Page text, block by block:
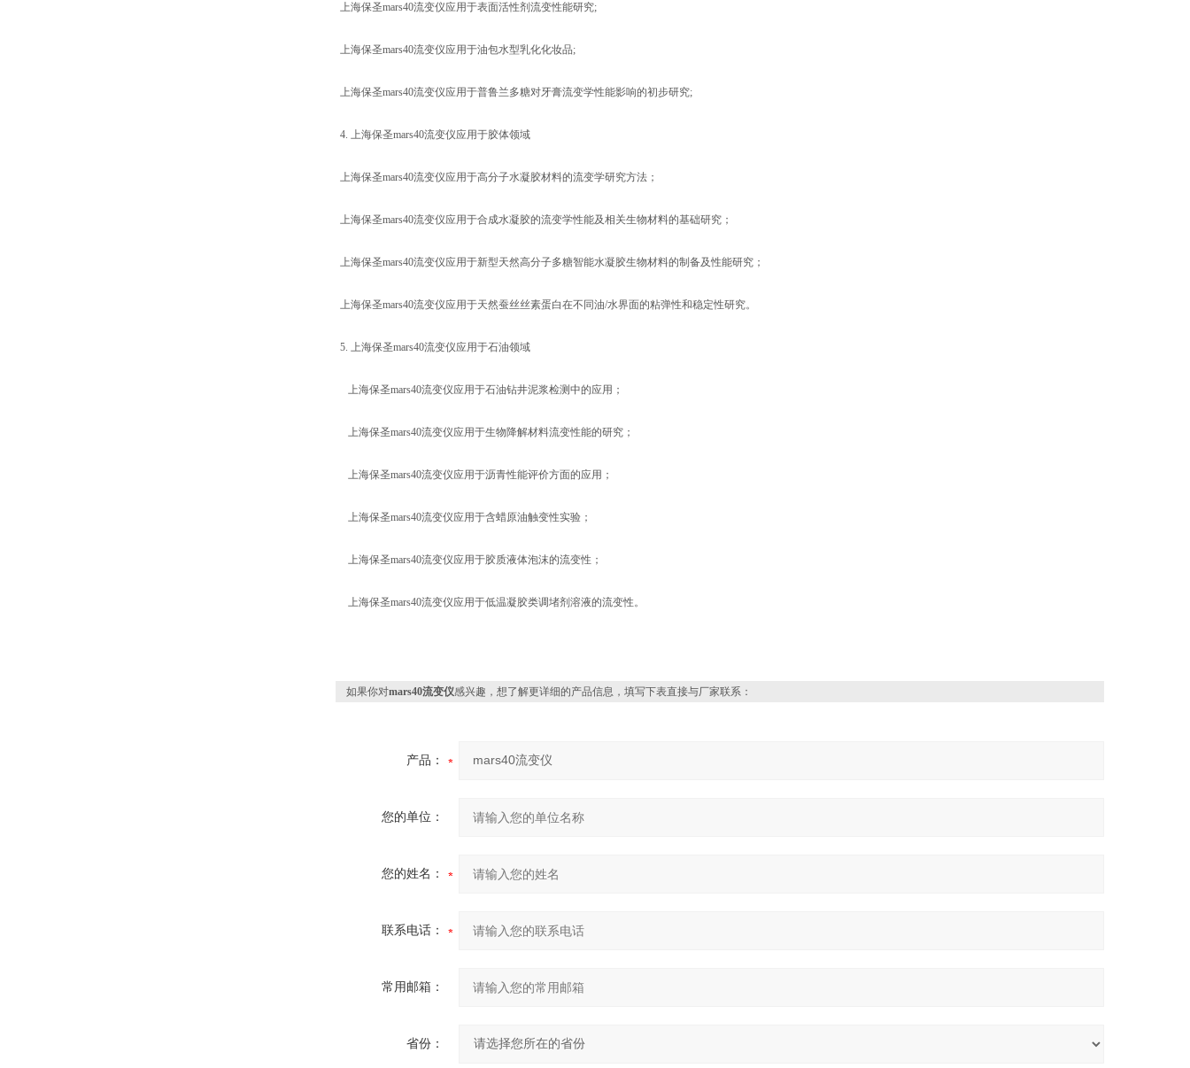
上海保圣mars40流变仪应用于表面活性剂流变性能研究;
上海保圣mars40流变仪应用于油包水型乳化化妆品;
上海保圣mars40流变仪应用于普鲁兰多糖对牙膏流变学性能影响的初步研究;
4. 上海保圣mars40流变仪应用于胶体领域
上海保圣mars40流变仪应用于高分子水凝胶材料的流变学研究方法；
上海保圣mars40流变仪应用于合成水凝胶的流变学性能及相关生物材料的基础研究；
上海保圣mars40流变仪应用于新型天然高分子多糖智能水凝胶生物材料的制备及性能研究；
上海保圣mars40流变仪应用于天然蚕丝丝素蛋白在不同油/水界面的粘弹性和稳定性研究。
5. 上海保圣mars40流变仪应用于石油领域
上海保圣mars40流变仪应用于石油钻井泥浆检测中的应用；
上海保圣mars40流变仪应用于生物降解材料流变性能的研究；
上海保圣mars40流变仪应用于沥青性能评价方面的应用；
上海保圣mars40流变仪应用于含蜡原油触变性实验；
上海保圣mars40流变仪应用于胶质液体泡沫的流变性；
上海保圣mars40流变仪应用于低温凝胶类调堵剂溶液的流变性。
如果你对mars40流变仪感兴趣，想了解更详细的产品信息，填写下表直接与厂家联系：
产品：
您的单位：
您的姓名：
联系电话：
常用邮箱：
省份：